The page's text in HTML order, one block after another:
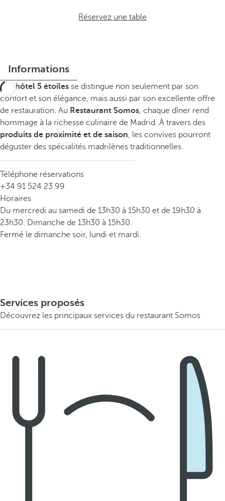
Réservez une table
Informations
Cet hôtel 5 étoiles se distingue non seulement par son
confort et son élégance, mais aussi par son excellente offre
de restauration. Au Restaurant Somos, chaque dîner rend
hommage à la richesse culinaire de Madrid. À travers des
produits de proximité et de saison, les convives pourront
déguster des spécialités madrilènes traditionnelles.
Téléphone réservations
+34 91 524 23 99
Horaires
Du mercredi au samedi de 13h30 à 15h30 et de 19h30 à
23h30. Dimanche de 13h30 à 15h30.
Fermé le dimanche soir, lundi et mardi.
Services proposés
Découvrez les principaux services du restaurant Somos